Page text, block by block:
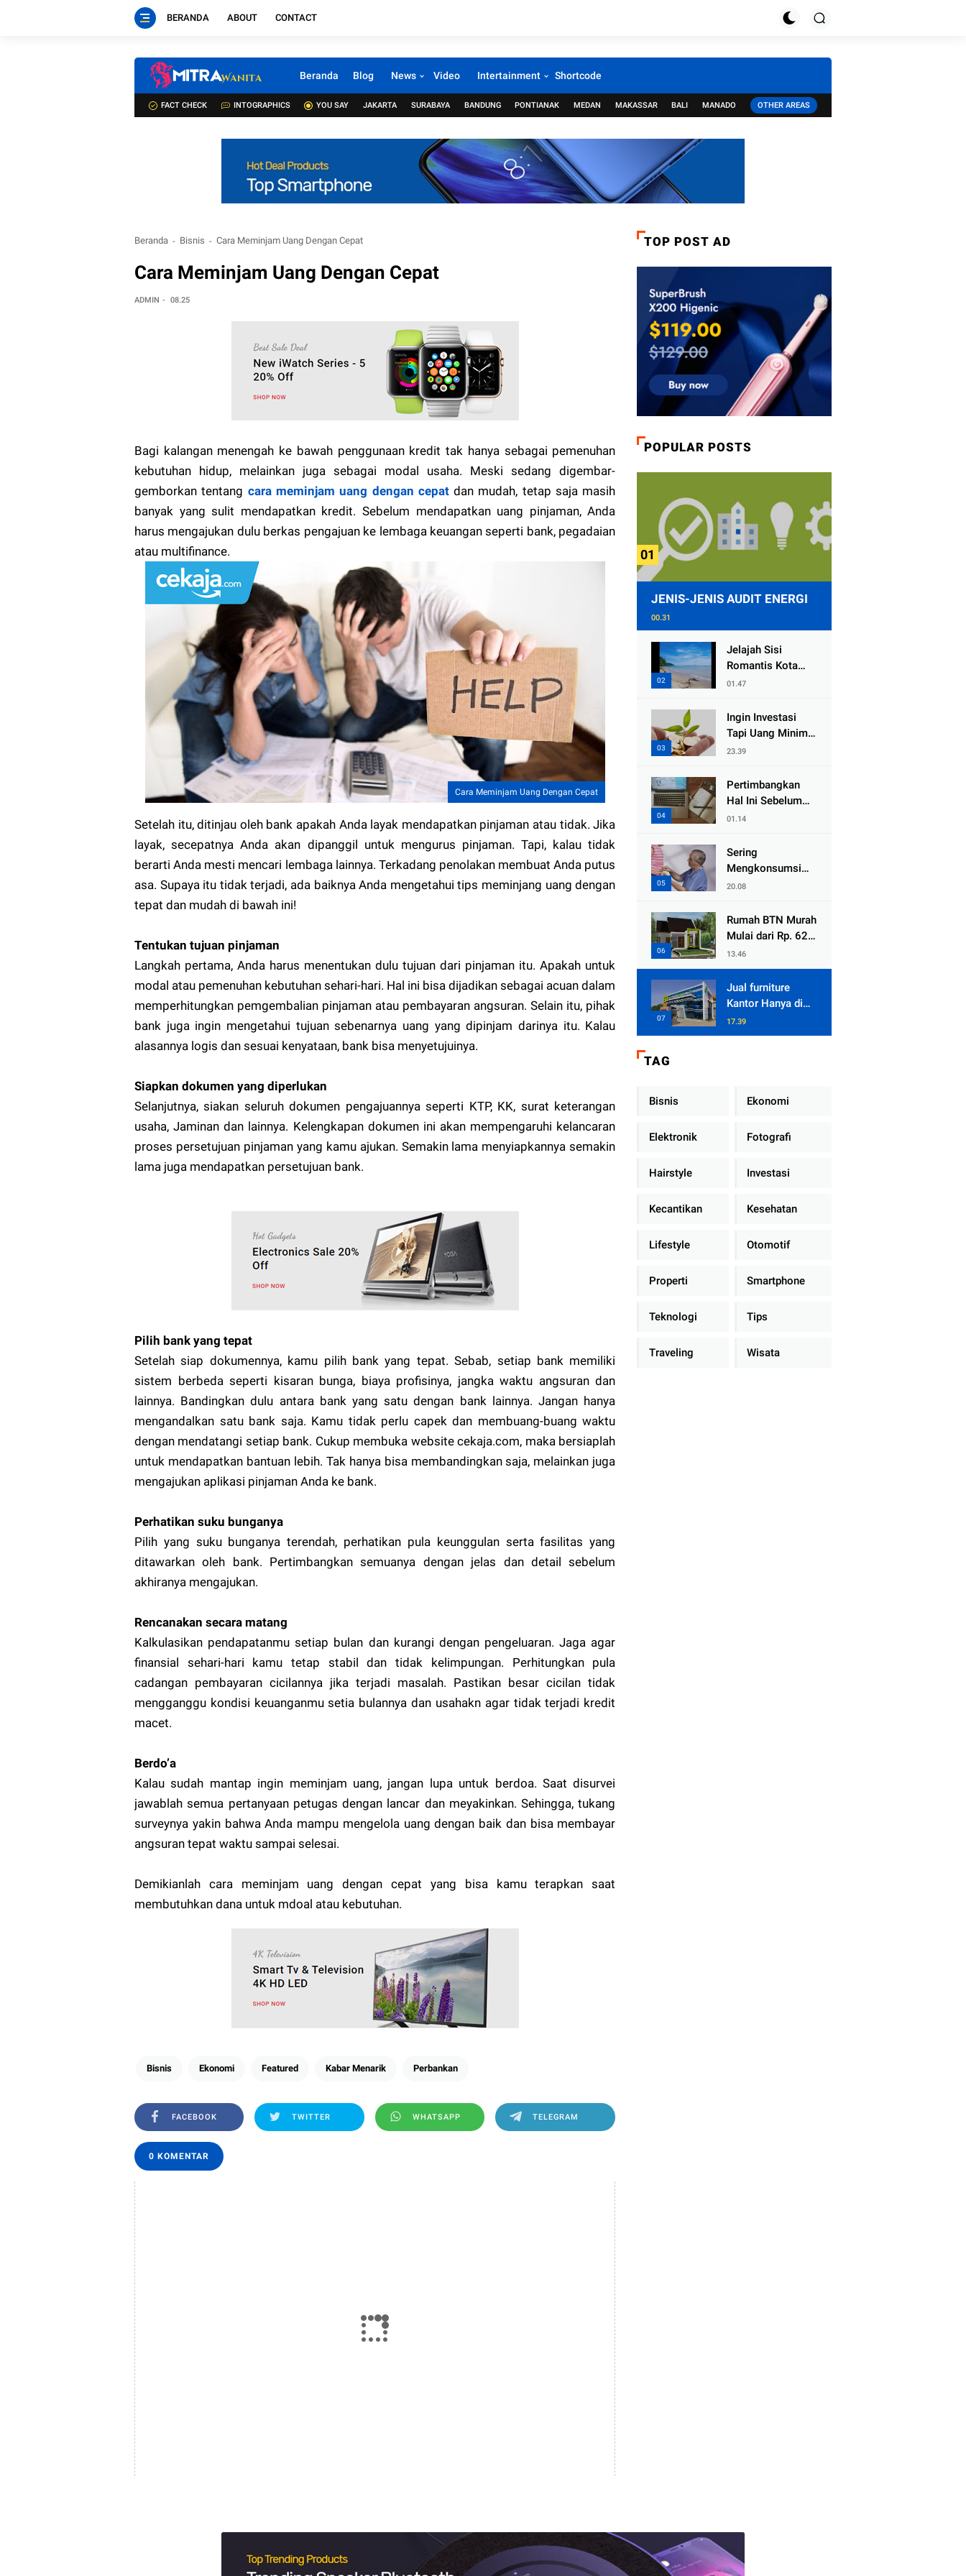
BERANDA ABOUT CONTACT
Beranda Blog News Video Intertainment Shortcode
FACT CHECK INTOGRAPHICS YOU SAY JAKARTA SURABAYA BANDUNG PONTIANAK MEDAN MAKASSAR BALI MANADO OTHER AREAS
Beranda Bisnis Cara Meminjam Uang Dengan Cepat
Cara Meminjam Uang Dengan Cepat
ADMIN 08.25
Bagi kalangan menengah ke bawah penggunaan kredit tak hanya sebagai pemenuhan
kebutuhan hidup, melainkan juga sebagai modal usaha. Meski sedang digembar-
gemborkan tentang cara meminjam uang dengan cepatdan mudah, tetap saja masih
banyak yang sulit mendapatkan kredit. Sebelum mendapatkan uang pinjaman, Anda
harus mengajukan dulu berkas pengajuan ke lembaga keuangan seperti bank, pegadaian
atau multifinance.
Cara Meminjam Uang Dengan Cepat
Setelah itu, ditinjau oleh bank apakah Anda layak mendapatkan pinjaman atau tidak. Jika
layak, secepatnya Anda akan dipanggil untuk mengurus pinjaman. Tapi, kalau tidak
berarti Anda mesti mencari lembaga lainnya. Terkadang penolakan membuat Anda putus
asa. Supaya itu tidak terjadi, ada baiknya Anda mengetahui tips meminjang uang dengan
tepat dan mudah di bawah ini!
Tentukan tujuan pinjaman
Langkah pertama, Anda harus menentukan dulu tujuan dari pinjaman itu. Apakah untuk
modal atau pemenuhan kebutuhan sehari-hari. Hal ini bisa dijadikan sebagai acuan dalam
memperhitungkan pemgembalian pinjaman atau pembayaran angsuran. Selain itu, pihak
bank juga ingin mengetahui tujuan sebenarnya uang yang dipinjam darinya itu. Kalau
alasannya logis dan sesuai kenyataan, bank bisa menyetujuinya.
Siapkan dokumen yang diperlukan
Selanjutnya, siakan seluruh dokumen pengajuannya seperti KTP, KK, surat keterangan
usaha, Jaminan dan lainnya. Kelengkapan dokumen ini akan mempengaruhi kelancaran
proses persetujuan pinjaman yang kamu ajukan. Semakin lama menyiapkannya semakin
lama juga mendapatkan persetujuan bank.
Pilih bank yang tepat
Setelah siap dokumennya, kamu pilih bank yang tepat. Sebab, setiap bank memiliki
sistem berbeda seperti kisaran bunga, biaya profisinya, jangka waktu angsuran dan
lainnya. Bandingkan dulu antara bank yang satu dengan bank lainnya. Jangan hanya
mengandalkan satu bank saja. Kamu tidak perlu capek dan membuang-buang waktu
dengan mendatangi setiap bank. Cukup membuka website cekaja.com, maka bersiaplah
untuk mendapatkan bantuan lebih. Tak hanya bisa membandingkan saja, melainkan juga
mengajukan aplikasi pinjaman Anda ke bank.
Perhatikan suku bunganya
Pilih yang suku bunganya terendah, perhatikan pula keunggulan serta fasilitas yang
ditawarkan oleh bank. Pertimbangkan semuanya dengan jelas dan detail sebelum
akhiranya mengajukan.
Rencanakan secara matang
Kalkulasikan pendapatanmu setiap bulan dan kurangi dengan pengeluaran. Jaga agar
finansial sehari-hari kamu tetap stabil dan tidak kelimpungan. Perhitungkan pula
cadangan pembayaran cicilannya jika terjadi masalah. Pastikan besar cicilan tidak
mengganggu kondisi keuanganmu setia bulannya dan usahakn agar tidak terjadi kredit
macet.
Berdo’a
Kalau sudah mantap ingin meminjam uang, jangan lupa untuk berdoa. Saat disurvei
jawablah semua pertanyaan petugas dengan lancar dan meyakinkan. Sehingga, tukang
surveynya yakin bahwa Anda mampu mengelola uang dengan baik dan bisa membayar
angsuran tepat waktu sampai selesai.
Demikianlah cara meminjam uang dengan cepat yang bisa kamu terapkan saat
membutuhkan dana untuk mdoal atau kebutuhan.
Bisnis Ekonomi Featured Kabar Menarik Perbankan
FACEBOOK TWITTER WHATSAPP TELEGRAM
0 KOMENTAR
TOP POST AD
POPULAR POSTS
JENIS-JENIS AUDIT ENERGI
00.31
Jelajah Sisi
Romantis Kota
Padang Bareng
Destinasi Ini
01.47
Ingin Investasi
Tapi Uang Minim?
Ini Caranya yang
23.39
Pertimbangkan
Hal Ini Sebelum
Memulai
01.14
Sering
Mengkonsumsi
Gula Lebih dari 4
Awas Diabetes
Mengintai
20.08
Rumah BTN Murah
Mulai dari Rp. 62,5
juta
13.46
Jual furniture
Kantor Hanya di
Enduro Juaranya
17.39
TAG
Bisnis Ekonomi
Elektronik Fotografi
Hairstyle Investasi
Kecantikan Kesehatan
Lifestyle Otomotif
Properti Smartphone
Teknologi Tips
Traveling Wisata